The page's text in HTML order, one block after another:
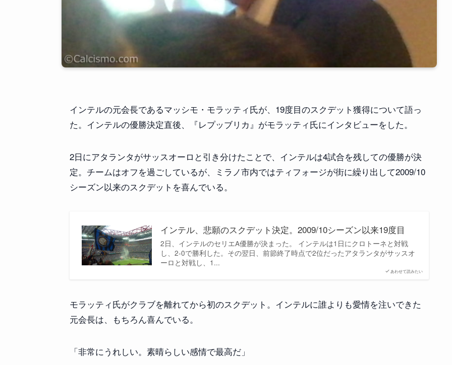
インテルの元会長であるマッシモ・モラッティ氏が、19度目のスクデット獲得について語っ
た。インテルの優勝決定直後、『レプッブリカ』がモラッティ氏にインタビューをした。
2日にアタランタがサッスオーロと引き分けたことで、インテルは4試合を残しての優勝が決
定。チームはオフを過ごしているが、ミラノ市内ではティフォージが街に繰り出して2009/10
シーズン以来のスクデットを喜んでいる。
あわせて読みたい
インテル、悲願のスクデット決定。2009/10シーズン以来19度目
2日、インテルのセリエA優勝が決まった。 インテルは1日にクロトーネと対戦
し、2-0で勝利した。その翌日、前節終了時点で2位だったアタランタがサッスオ
ーロと対戦し、1...
モラッティ氏がクラブを離れてから初のスクデット。インテルに誰よりも愛情を注いできた
元会長は、もちろん喜んでいる。
「非常にうれしい。素晴らしい感情で最高だ」